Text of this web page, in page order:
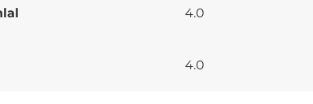
4.0
4.0